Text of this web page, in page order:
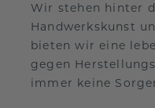
Wir stehen hinter
Handwerkskunst
bieten wir eine
gegen
immer keine